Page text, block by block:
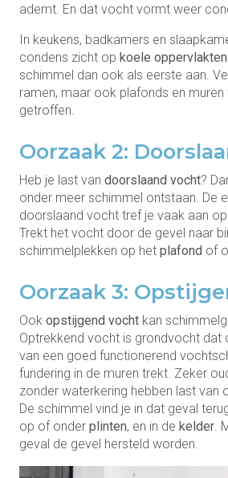
ademt. En dat vocht vormt weer
In keukens, badkamers en
condens zicht op koele oppervlakten
schimmel dan ook als eerste aan.
ramen, maar ook plafonds en
getroffen.
Oorzaak 2:
Heb je last van doorslaand vocht?
onder meer schimmel ontstaan. De
doorslaand vocht tref je vaak aan
Trekt het vocht door de gevel naar
schimmelplekken op het plafond of
Oorzaak 3:
Ook opstijgend vocht kan
Optrekkend vocht is grondvocht dat
van een goed functionerend
fundering in de muren trekt. Zeker
zonder waterkering hebben last van
De schimmel vind je in dat geval
op of onder plinten, en in de kelder.
geval de gevel hersteld worden.